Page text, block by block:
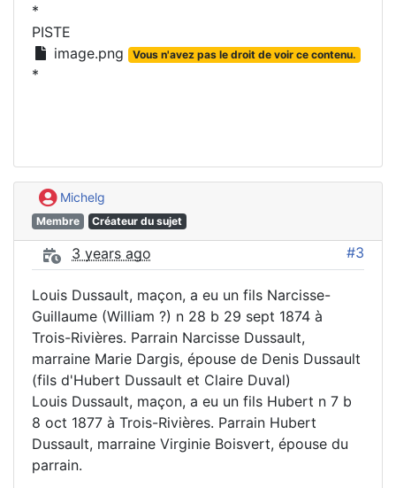
*
PISTE
image.png
Vous n'avez pas le droit de voir ce contenu.
*
Michelg
Membre Créateur du sujet
3 years ago #3
Louis Dussault, maçon, a eu un fils Narcisse-
Guillaume (William ?) n 28 b 29 sept 1874 à
Trois-Rivières. Parrain Narcisse Dussault,
marraine Marie Dargis, épouse de Denis Dussault
(fils d'Hubert Dussault et Claire Duval)
Louis Dussault, maçon, a eu un fils Hubert n 7 b
8 oct 1877 à Trois-Rivières. Parrain Hubert
Dussault, marraine Virginie Boisvert, épouse du
parrain.